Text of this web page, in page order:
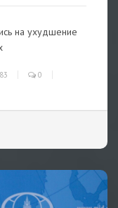
на ухудшение
0